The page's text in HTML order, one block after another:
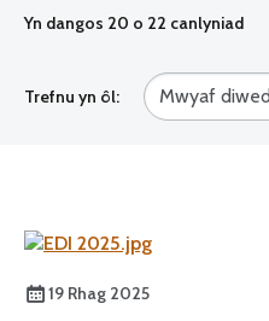
Yn dangos 20 o 22 canlyniad
Trefnu yn ôl:
19 Rhag 2025